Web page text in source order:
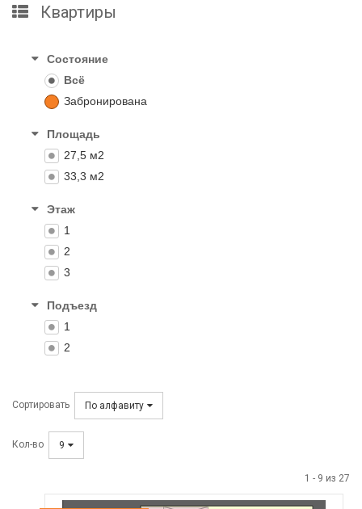
Квартиры
Состояние
Всё
Забронирована
Площадь
27,5 м2
33,3 м2
Этаж
1
2
3
Подъезд
1
2
Сортировать По алфавиту
Кол-во 9
1 - 9 из 27